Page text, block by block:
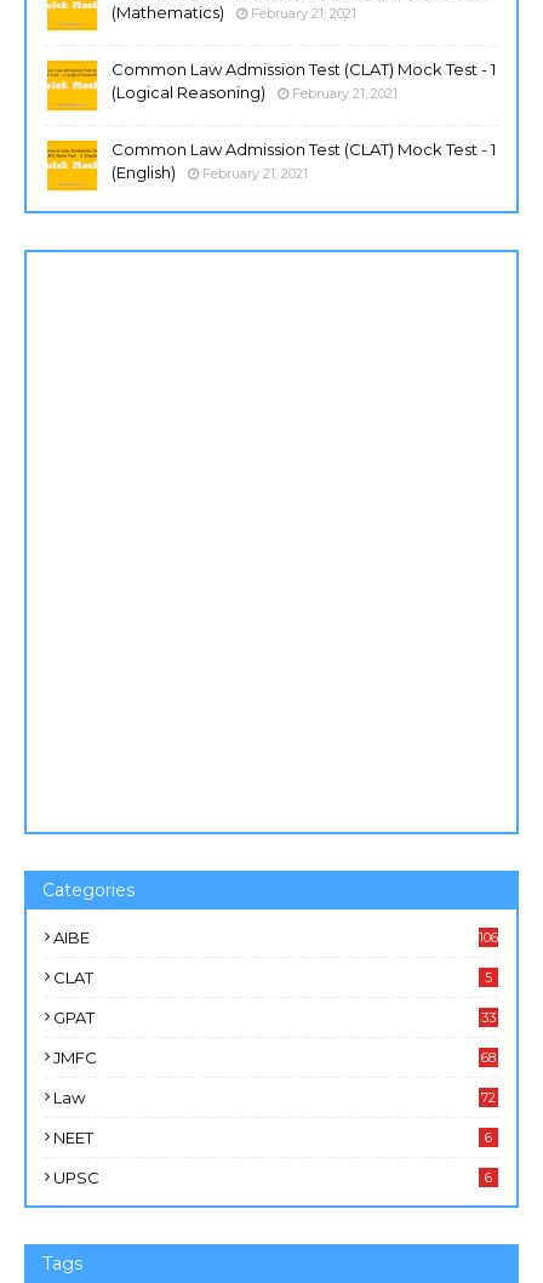
(Mathematics)
February 21, 2021
Common Law Admission Test (CLAT) Mock Test - 1
(Logical Reasoning)
February 21, 2021
Common Law Admission Test (CLAT) Mock Test - 1
(English)
February 21, 2021
Categories
AIBE 106
CLAT 5
GPAT 33
JMFC 68
Law 72
NEET 6
UPSC 6
Tags